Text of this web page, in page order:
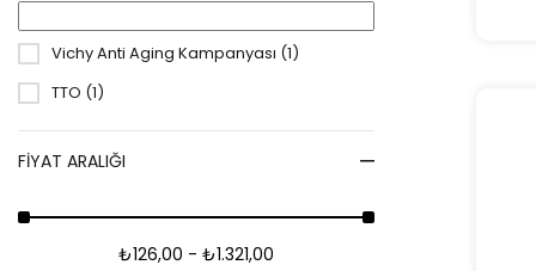
Vichy Anti Aging Kampanyası (1)
TTO (1)
FIYAT ARALIĞI
₺126,00 - ₺1.321,00